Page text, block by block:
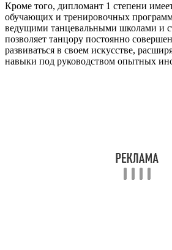
Кроме того, дипломант 1 степени
обучающих и тренировочных
ведущими танцевальными школами и
позволяет танцору постоянно
развиваться в своем искусстве,
навыки под руководством опытных